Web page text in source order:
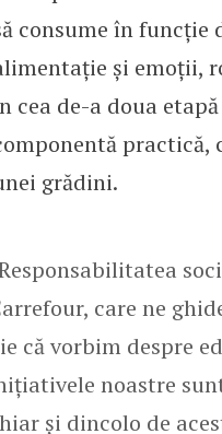
consume în funcție
și emoții,
cea de-a doua
practică,
grădini.
care ne
că vorbim despre
noastre
și dincolo de